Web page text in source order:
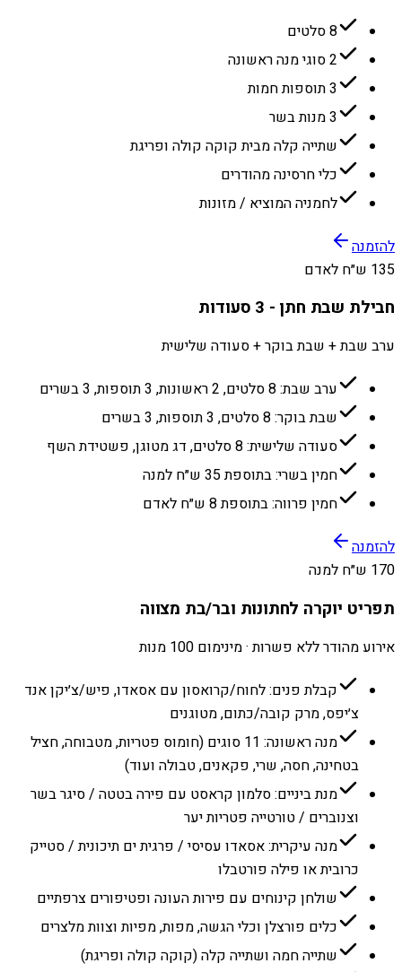
8 סלטים
2 סוגי מנה ראשונה
3 תוספות חמות
3 מנות בשר
שתייה קלה מבית קוקה קולה ופריגת
כלי חרסינה מהודרים
לחמניה המוציא / מזונות
להזמנה
135 ש״ח לאדם
חבילת שבת חתן - 3 סעודות
ערב שבת + שבת בוקר + סעודה שלישית
ערב שבת: 8 סלטים, 2 ראשונות, 3 תוספות, 3 בשרים
שבת בוקר: 8 סלטים, 3 תוספות, 3 בשרים
סעודה שלישית: 8 סלטים, דג מטוגן, פשטידת השף
חמין בשרי: בתוספת 35 ש״ח למנה
חמין פרווה: בתוספת 8 ש״ח לאדם
להזמנה
170 ש״ח למנה
תפריט יוקרה לחתונות ובר/בת מצווה
אירוע מהודר ללא פשרות · מינימום 100 מנות
קבלת פנים: לחוח/קרואסון עם אסאדו, פיש/צ׳יקן אנד
צ׳יפס, מרק קובה/כתום, מטוגנים
מנה ראשונה: 11 סוגים (חומוס פטריות, מטבוחה, חציל
בטחינה, חסה, שרי, פקאנים, טבולה ועוד)
מנת ביניים: סלמון קראסט עם פירה בטטה / סיגר בשר
וצנוברים / טורטייה פטריות יער
מנה עיקרית: אסאדו עסיסי / פרגית ים תיכונית / סטייק
כרובית או פילה פורטבלו
שולחן קינוחים עם פירות העונה ופטיפורים צרפתיים
כלים פורצלן וכלי הגשה, מפות, מפיות וצוות מלצרים
שתייה חמה ושתייה קלה (קוקה קולה ופריגת)